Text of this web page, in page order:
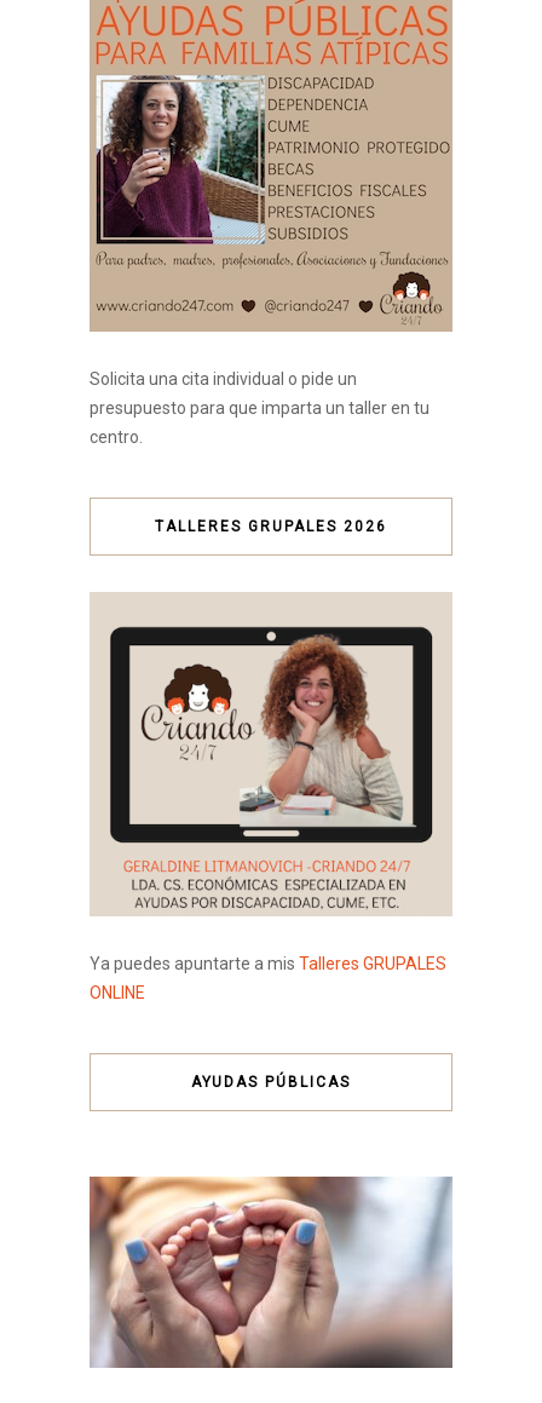
Solicita una cita individual o pide un
presupuesto para que imparta un taller en tu
centro.
TALLERES GRUPALES 2026
Ya puedes apuntarte a mis Talleres GRUPALES
ONLINE
AYUDAS PÚBLICAS